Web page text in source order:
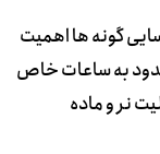
گونه ها اهمیت
به ساعات خاص
نر و ماده